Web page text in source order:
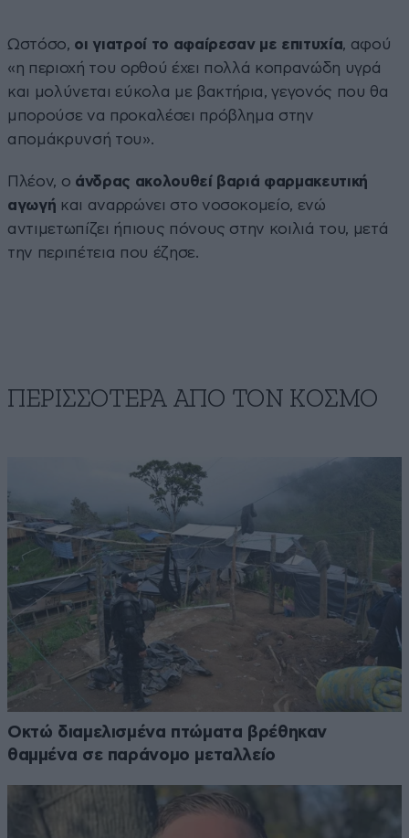
Ωστόσο, οι γιατροί το αφαίρεσαν με επιτυχία, αφού
«η περιοχή του ορθού έχει πολλά κοπρανώδη υγρά
και μολύνεται εύκολα με βακτήρια, γεγονός που θα
μπορούσε να προκαλέσει πρόβλημα στην
απομάκρυνσή του».
Πλέον, ο άνδρας ακολουθεί βαριά φαρμακευτική
αγωγή και αναρρώνει στο νοσοκομείο, ενώ
αντιμετωπίζει ήπιους πόνους στην κοιλιά του, μετά
την περιπέτεια που έζησε.
ΠΕΡΙΣΣΟΤΕΡΑ ΑΠΟ ΤΟΝ ΚΟΣΜΟ
Οκτώ διαμελισμένα πτώματα βρέθηκαν
θαμμένα σε παράνομο μεταλλείο